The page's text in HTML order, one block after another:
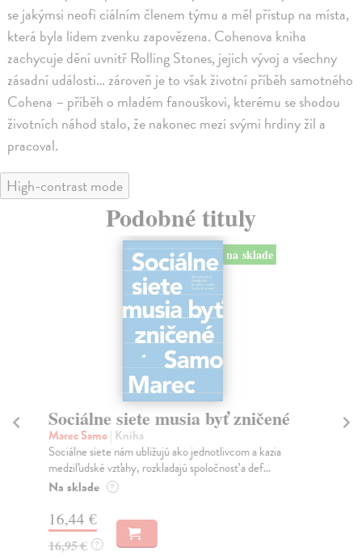
se jakýmsi neofi ciálním členem týmu a měl přístup na místa,
která byla lidem zvenku zapovězena. Cohenova kniha
zachycuje dění uvnitř Rolling Stones, jejich vývoj a všechny
zásadní události… zároveň je to však životní příběh samotného
Cohena – příběh o mladém fanouškovi, kterému se shodou
životních náhod stalo, že nakonec mezi svými hrdiny žil a
pracoval.
High-contrast mode
Podobné tituly
na sklade
Sociálne siete musia byť zničené
Marec Samo| Kniha
Sociálne siete nám ubližujú ako jednotlivcom a kazia
medziľudské vzťahy, rozkladajú spoločnosť a def...
Na sklade ?
16,44 €
16,95 € ?